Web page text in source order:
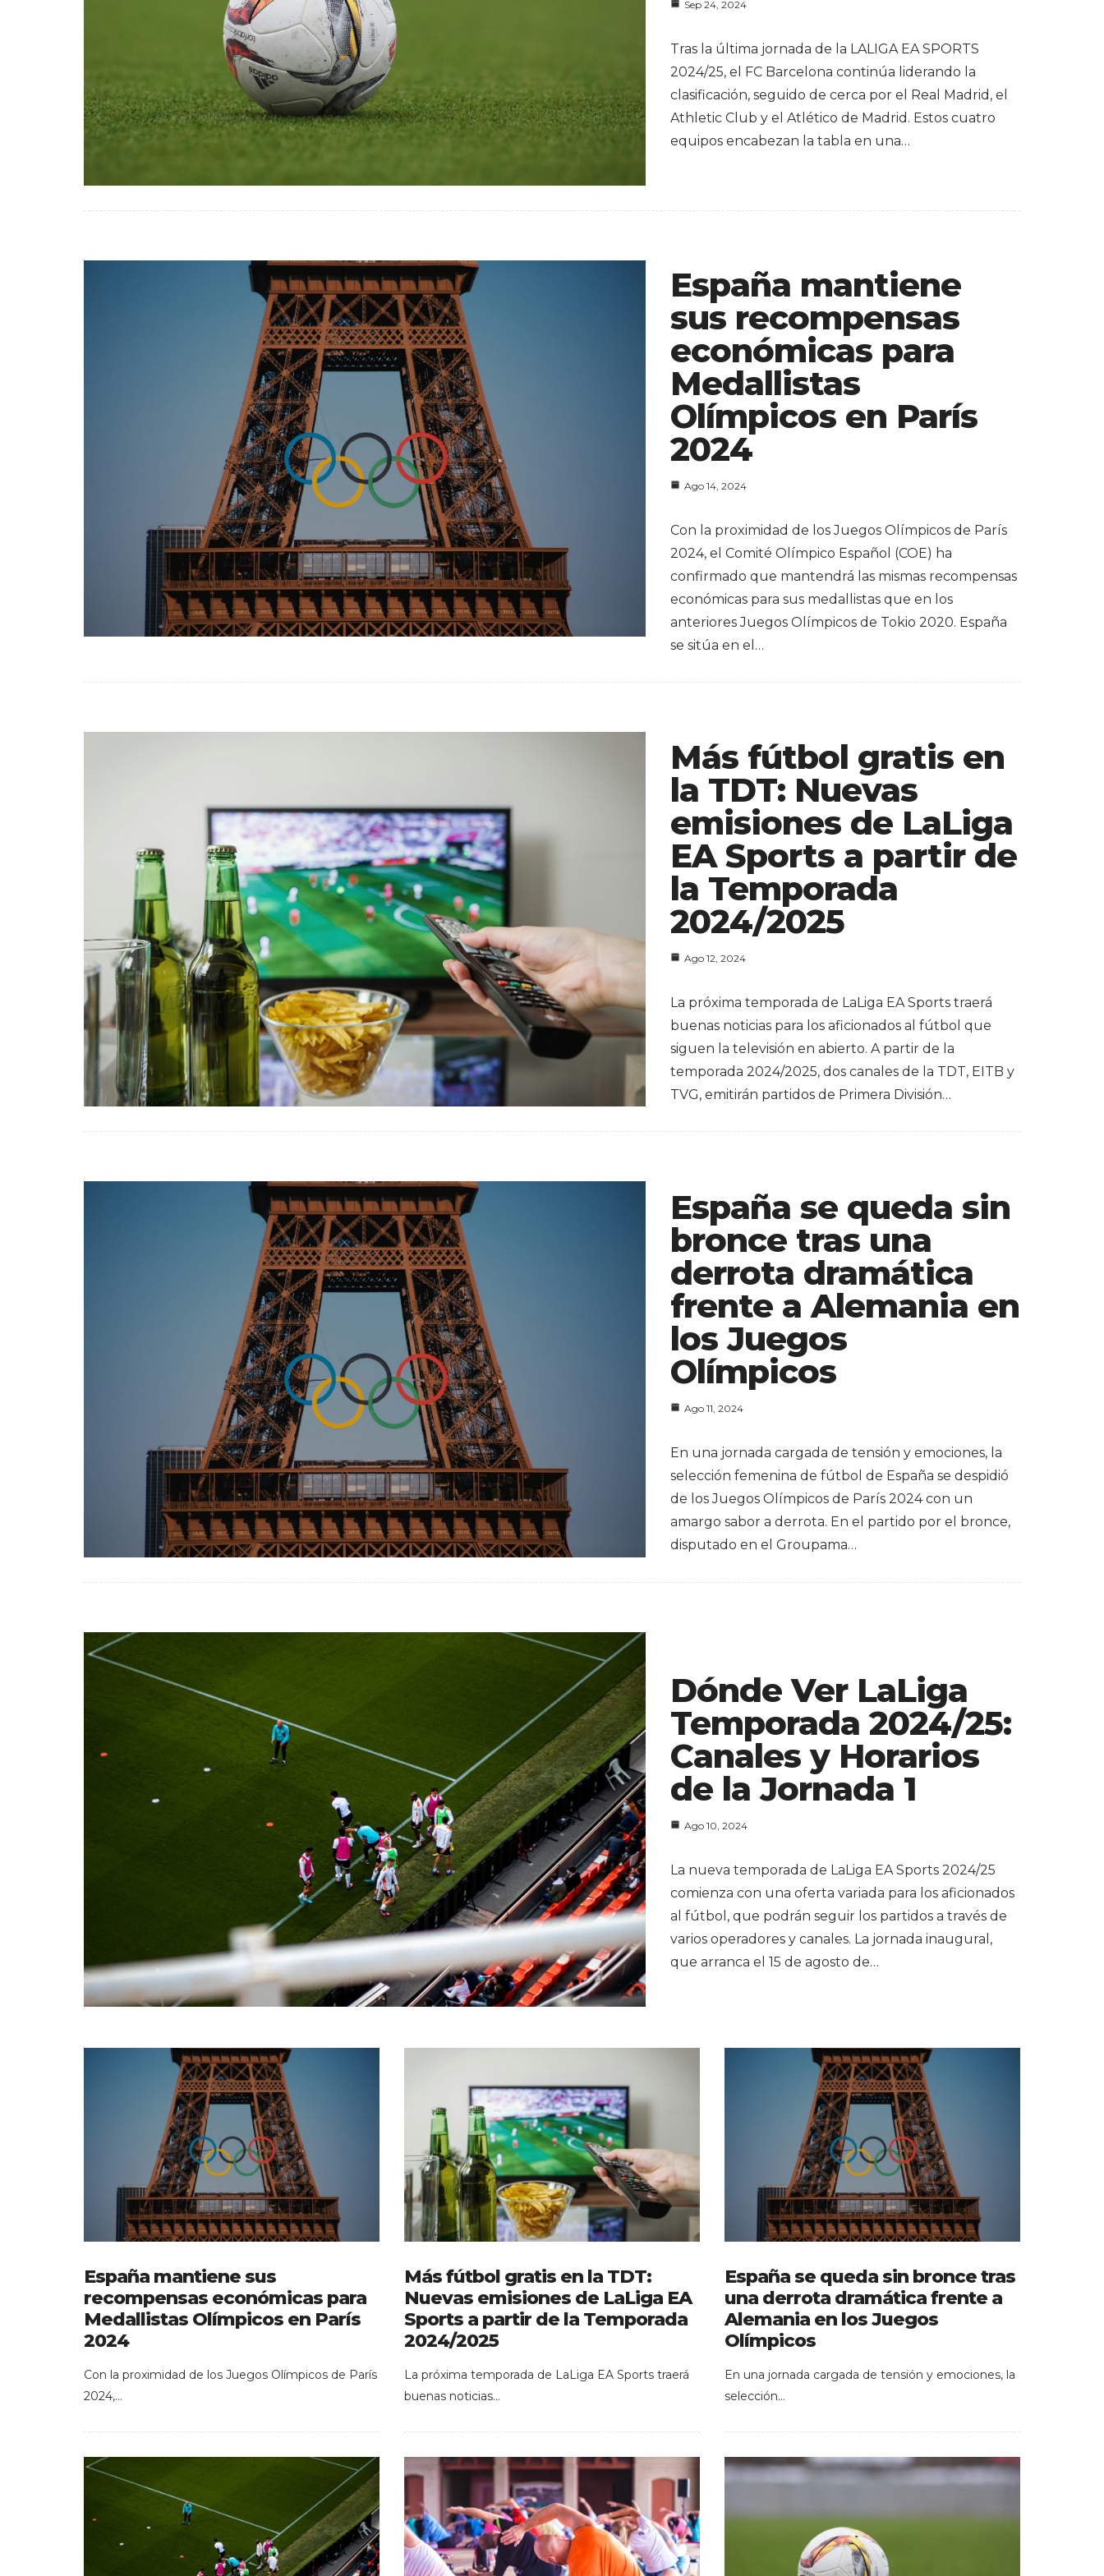
Sep 24, 2024
Tras la última jornada de la LALIGA EA SPORTS
2024/25, el FC Barcelona continúa liderando la
clasificación, seguido de cerca por el Real Madrid, el
Athletic Club y el Atlético de Madrid. Estos cuatro
equipos encabezan la tabla en una…
España mantiene
sus recompensas
económicas para
Medallistas
Olímpicos en París
2024
Ago 14, 2024
Con la proximidad de los Juegos Olímpicos de París
2024, el Comité Olímpico Español (COE) ha
confirmado que mantendrá las mismas recompensas
económicas para sus medallistas que en los
anteriores Juegos Olímpicos de Tokio 2020. España
se sitúa en el…
Más fútbol gratis en
la TDT: Nuevas
emisiones de LaLiga
EA Sports a partir de
la Temporada
2024/2025
Ago 12, 2024
La próxima temporada de LaLiga EA Sports traerá
buenas noticias para los aficionados al fútbol que
siguen la televisión en abierto. A partir de la
temporada 2024/2025, dos canales de la TDT, EITB y
TVG, emitirán partidos de Primera División…
España se queda sin
bronce tras una
derrota dramática
frente a Alemania en
los Juegos
Olímpicos
Ago 11, 2024
En una jornada cargada de tensión y emociones, la
selección femenina de fútbol de España se despidió
de los Juegos Olímpicos de París 2024 con un
amargo sabor a derrota. En el partido por el bronce,
disputado en el Groupama…
Dónde Ver LaLiga
Temporada 2024/25:
Canales y Horarios
de la Jornada 1
Ago 10, 2024
La nueva temporada de LaLiga EA Sports 2024/25
comienza con una oferta variada para los aficionados
al fútbol, que podrán seguir los partidos a través de
varios operadores y canales. La jornada inaugural,
que arranca el 15 de agosto de…
España mantiene sus
recompensas económicas para
Medallistas Olímpicos en París
2024
Con la proximidad de los Juegos Olímpicos de París
2024,…
Más fútbol gratis en la TDT:
Nuevas emisiones de LaLiga EA
Sports a partir de la Temporada
2024/2025
La próxima temporada de LaLiga EA Sports traerá
buenas noticias…
España se queda sin bronce tras
una derrota dramática frente a
Alemania en los Juegos
Olímpicos
En una jornada cargada de tensión y emociones, la
selección…